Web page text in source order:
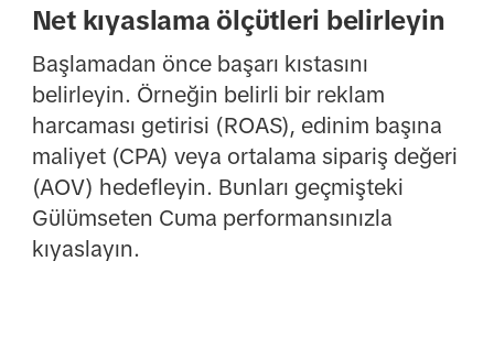
Net kıyaslama ölçütleri belirleyin
Başlamadan önce başarı kıstasını
belirleyin. Örneğin belirli bir reklam
harcaması getirisi (ROAS), edinim başına
maliyet (CPA) veya ortalama sipariş değeri
(AOV) hedefleyin. Bunları geçmişteki
Gülümseten Cuma performansınızla
kıyaslayın.